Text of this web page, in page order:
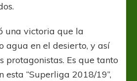
una victoria que la
agua en el desierto, y así
protagonistas. Es que tanto
esta “Superliga 2018/19”,